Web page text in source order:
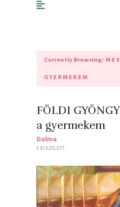
Currently Browsing:
GYERMEKEM
FÖLDI
a gyermekem
Dalma
9 ÉV EZELŐTT